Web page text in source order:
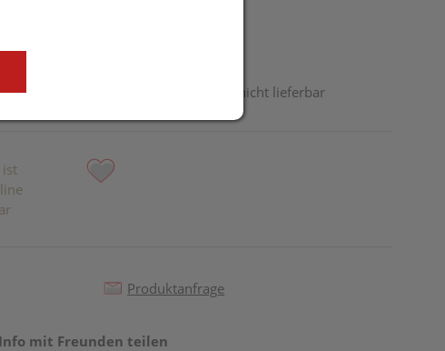
Produkt ist derzeit vom Hersteller nicht lieferbar
ist
Produktanfrage
mit Freunden teilen